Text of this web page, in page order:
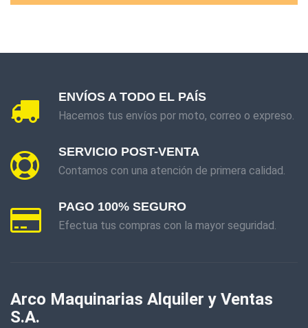
ENVÍOS A TODO EL PAÍS
Hacemos tus envíos por moto, correo o expreso.
SERVICIO POST-VENTA
Contamos con una atención de primera calidad.
PAGO 100% SEGURO
Efectua tus compras con la mayor seguridad.
Arco Maquinarias Alquiler y Ventas
S.A.